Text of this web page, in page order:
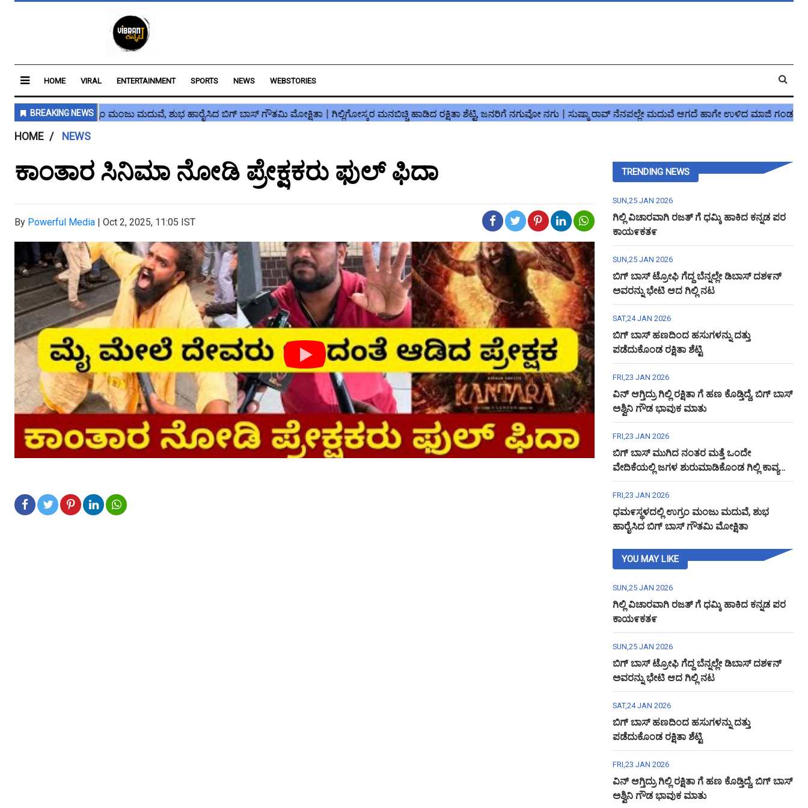
HOME VIRAL ENTERTAINMENT SPORTS NEWS WEBSTORIES
HOME NEWS
ಕಾಂತಾರ ಸಿನಿಮಾ ನೋಡಿ ಪ್ರೇಕ್ಷಕರು ಫುಲ್ ಫಿದಾ
By Powerful Media | Oct 2, 2025, 11:05 IST
TRENDING NEWS
SUN,25 JAN 2026
ಗಿಲ್ಲಿ ವಿಚಾರವಾಗಿ ರಜತ್ ಗೆ ಧಮ್ಕಿ ಹಾಕಿದ ಕನ್ನಡ ಪರ
ಕಾಯ೯ಕತ೯
SUN,25 JAN 2026
ಬಿಗ್ ಬಾಸ್ ಟ್ರೋಫಿ ಗೆದ್ದ ಬೆನ್ನಲ್ಲೇ ಡಿಬಾಸ್ ದಶ೯ನ್
ಅವರನ್ನು ಭೇಟಿ ಆದ ಗಿಲ್ಲಿ ನಟ
SAT,24 JAN 2026
ಬಿಗ್ ಬಾಸ್ ಹಣದಿಂದ ಹಸುಗಳನ್ನು ದತ್ತು
ಪಡೆದುಕೊಂಡ ರಕ್ಷಿತಾ ಶೆಟ್ಟಿ
FRI,23 JAN 2026
ವಿನ್ ಆಗ್ತಿದ್ರು ಗಿಲ್ಲಿ ರಕ್ಷಿತಾ ಗೆ ಹಣ ಕೊಡ್ತಿದ್ದೆ, ಬಿಗ್ ಬಾಸ್
ಅಶ್ವಿನಿ ಗೌಡ ಭಾವುಕ ಮಾತು
FRI,23 JAN 2026
ಬಿಗ್ ಬಾಸ್ ಮುಗಿದ ನಂತರ ಮತ್ತೆ ಒಂದೇ
ವೇದಿಕೆಯಲ್ಲಿ ಜಗಳ ಶುರುಮಾಡಿಕೊಂಡ ಗಿಲ್ಲಿ ಕಾವ್ಯ
ಅಶ್ವಿನಿ ಗೌಡ
FRI,23 JAN 2026
ಧಮ೯ಸ್ಥಳದಲ್ಲಿ ಉಗ್ರಂ ಮಂಜು ಮದುವೆ, ಶುಭ
ಹಾರೈಸಿದ ಬಿಗ್ ಬಾಸ್ ಗೌತಮಿ ಮೋಕ್ಷಿತಾ
YOU MAY LIKE
SUN,25 JAN 2026
ಗಿಲ್ಲಿ ವಿಚಾರವಾಗಿ ರಜತ್ ಗೆ ಧಮ್ಕಿ ಹಾಕಿದ ಕನ್ನಡ ಪರ
ಕಾಯ೯ಕತ೯
SUN,25 JAN 2026
ಬಿಗ್ ಬಾಸ್ ಟ್ರೋಫಿ ಗೆದ್ದ ಬೆನ್ನಲ್ಲೇ ಡಿಬಾಸ್ ದಶ೯ನ್
ಅವರನ್ನು ಭೇಟಿ ಆದ ಗಿಲ್ಲಿ ನಟ
SAT,24 JAN 2026
ಬಿಗ್ ಬಾಸ್ ಹಣದಿಂದ ಹಸುಗಳನ್ನು ದತ್ತು
ಪಡೆದುಕೊಂಡ ರಕ್ಷಿತಾ ಶೆಟ್ಟಿ
FRI,23 JAN 2026
ವಿನ್ ಆಗ್ತಿದ್ರು ಗಿಲ್ಲಿ ರಕ್ಷಿತಾ ಗೆ ಹಣ ಕೊಡ್ತಿದ್ದೆ, ಬಿಗ್ ಬಾಸ್
ಅಶ್ವಿನಿ ಗೌಡ ಭಾವುಕ ಮಾತು